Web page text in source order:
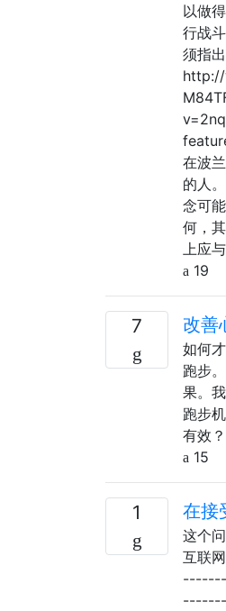
以做
行战
须指
在波
的人
念可
何，
上应
19
7 改善
如何
跑步
果。
跑步
有效？
15
1 在接
这个
互联